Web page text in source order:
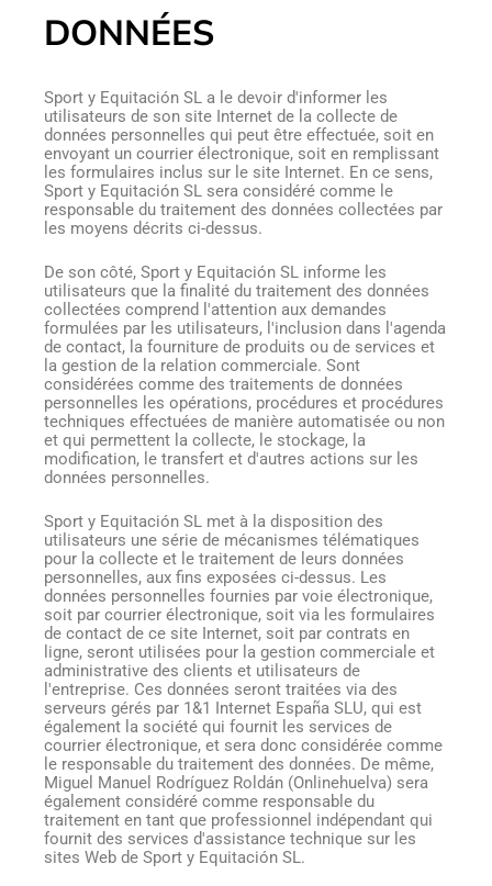
DONNÉES
Sport y Equitación SL a le devoir d'informer les
utilisateurs de son site Internet de la collecte de
données personnelles qui peut être effectuée, soit en
envoyant un courrier électronique, soit en remplissant
les formulaires inclus sur le site Internet. En ce sens,
Sport y Equitación SL sera considéré comme le
responsable du traitement des données collectées par
les moyens décrits ci-dessus.
De son côté, Sport y Equitación SL informe les
utilisateurs que la finalité du traitement des données
collectées comprend l'attention aux demandes
formulées par les utilisateurs, l'inclusion dans l'agenda
de contact, la fourniture de produits ou de services et
la gestion de la relation commerciale. Sont
considérées comme des traitements de données
personnelles les opérations, procédures et procédures
techniques effectuées de manière automatisée ou non
et qui permettent la collecte, le stockage, la
modification, le transfert et d'autres actions sur les
données personnelles.
Sport y Equitación SL met à la disposition des
utilisateurs une série de mécanismes télématiques
pour la collecte et le traitement de leurs données
personnelles, aux fins exposées ci-dessus. Les
données personnelles fournies par voie électronique,
soit par courrier électronique, soit via les formulaires
de contact de ce site Internet, soit par contrats en
ligne, seront utilisées pour la gestion commerciale et
administrative des clients et utilisateurs de
l'entreprise. Ces données seront traitées via des
serveurs gérés par 1&1 Internet España SLU, qui est
également la société qui fournit les services de
courrier électronique, et sera donc considérée comme
le responsable du traitement des données. De même,
Miguel Manuel Rodríguez Roldán (Onlinehuelva) sera
également considéré comme responsable du
traitement en tant que professionnel indépendant qui
fournit des services d'assistance technique sur les
sites Web de Sport y Equitación SL.